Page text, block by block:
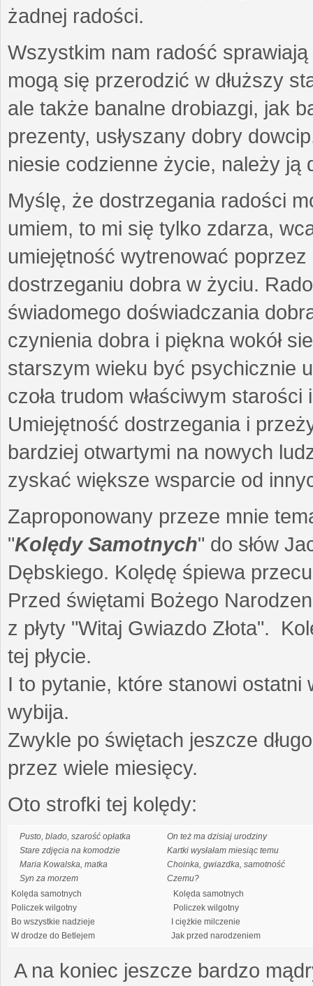
żadnej radości.
Wszystkim nam radość
mogą się przerodzić w dłuższy
ale także banalne drobiazgi, jak
prezenty, usłyszany dobry
niesie codzienne życie, należy
Myślę, że dostrzegania radości
umiem, to mi się tylko zdarza,
umiejętność wytrenować
dostrzeganiu dobra w życiu.
świadomego doświadczania
czynienia dobra i piękna wokół
starszym wieku być psychicznie
czoła trudom właściwym
Umiejętność dostrzegania i
bardziej otwartymi na nowych
zyskać większe wsparcie od
Zaproponowany przeze mnie
"Kolędy Samotnych" do słów
Dębskiego. Kolędę śpiewa
Przed świętami Bożego
z płyty "Witaj Gwiazdo Złota".
tej płycie.
I to pytanie, które stanowi
wybija.
Zwykle po świętach jeszcze
przez wiele miesięcy.
Oto strofki tej kolędy:
Pusto, blado, szarość opłatka
Stare zdjęcia na komodzie
Maria Kowalska, matka
Syn za morzem
Kolęda samotnych
Policzek wilgotny
Bo wszystkie nadzieje
W drodze do Betlejem
On też ma dzisiaj urodziny
Kartki wysłałam miesiąc temu
Choinka, gwiazdka, samotność
Czemu?
Kolęda samotnych
Policzek wilgotny
I ciężkie milczenie
Jak przed narodzeniem
A na koniec jeszcze bardzo